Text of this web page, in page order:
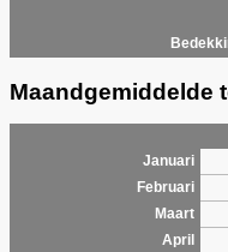
Maandgemiddelde
Januari
Februari
Maart
April